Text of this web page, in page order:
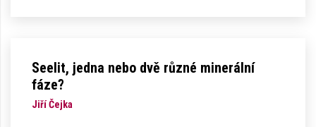
Seelit, jedna nebo dvě různé minerální
fáze?
Jiří Čejka